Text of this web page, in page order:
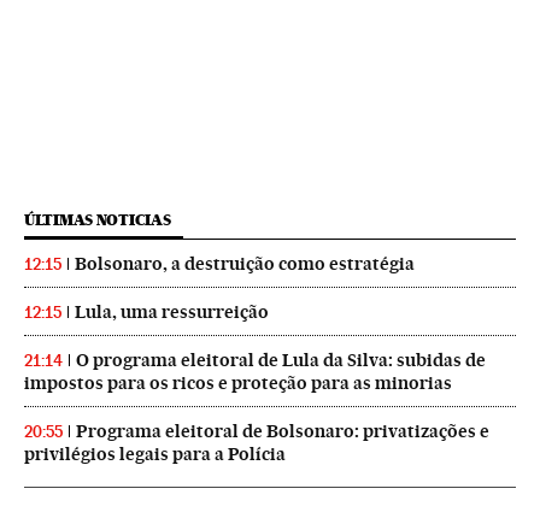
ÚLTIMAS NOTICIAS
12:15 Bolsonaro, a destruição como estratégia
12:15 Lula, uma ressurreição
21:14
O programa eleitoral de Lula da Silva: subidas de
impostos para os ricos e proteção para as minorias
20:55
Programa eleitoral de Bolsonaro: privatizações e
privilégios legais para a Polícia